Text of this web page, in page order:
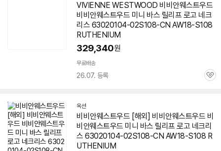
VIVIENNE WESTWOOD 비비안웨스트우드
비비안웨스트우드 미니 바스 릴리프 로고 네크
리스 63020104-02S108-CN AW18-S108
RUTHENIUM
329,340원
무료배송
26.07. 등록
관
옥션
비비안웨스트우드 [해외] 비비안웨스트우드 비
비안웨스트우드 미니 바스 릴리프 로고 네크리
스 63020104-02S108-CN AW18-S108 R
UTHENIUM